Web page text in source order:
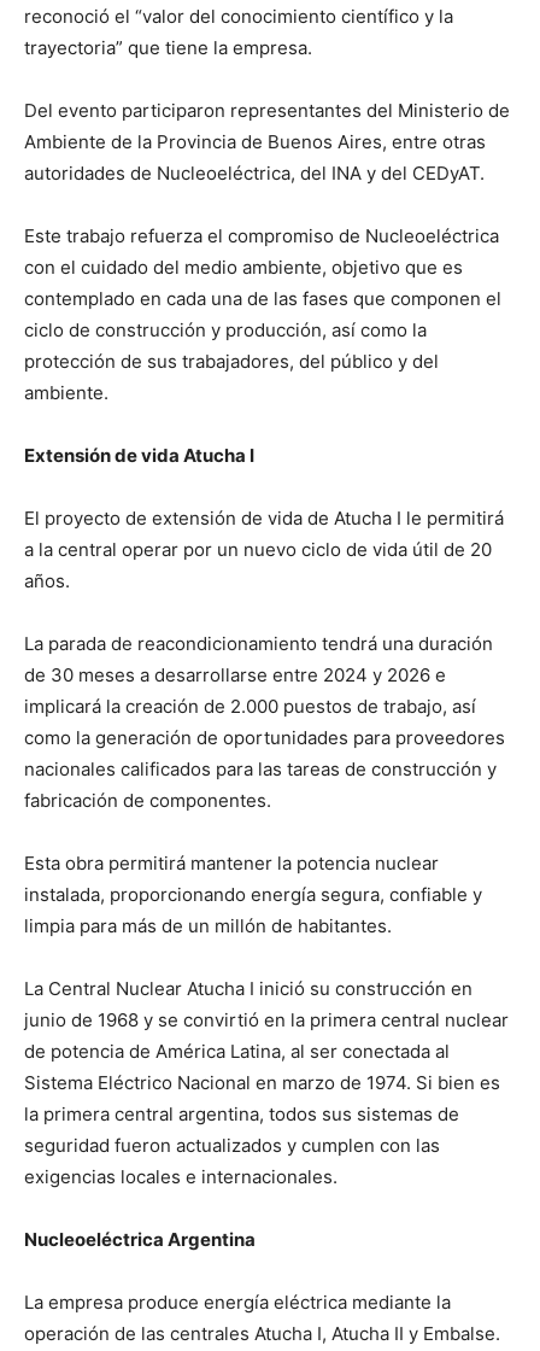
reconoció el “valor del conocimiento científico y la
trayectoria” que tiene la empresa.
Del evento participaron representantes del Ministerio de
Ambiente de la Provincia de Buenos Aires, entre otras
autoridades de Nucleoeléctrica, del INA y del CEDyAT.
Este trabajo refuerza el compromiso de Nucleoeléctrica
con el cuidado del medio ambiente, objetivo que es
contemplado en cada una de las fases que componen el
ciclo de construcción y producción, así como la
protección de sus trabajadores, del público y del
ambiente.
Extensión de vida Atucha I
El proyecto de extensión de vida de Atucha I le permitirá
a la central operar por un nuevo ciclo de vida útil de 20
años.
La parada de reacondicionamiento tendrá una duración
de 30 meses a desarrollarse entre 2024 y 2026 e
implicará la creación de 2.000 puestos de trabajo, así
como la generación de oportunidades para proveedores
nacionales calificados para las tareas de construcción y
fabricación de componentes.
Esta obra permitirá mantener la potencia nuclear
instalada, proporcionando energía segura, confiable y
limpia para más de un millón de habitantes.
La Central Nuclear Atucha I inició su construcción en
junio de 1968 y se convirtió en la primera central nuclear
de potencia de América Latina, al ser conectada al
Sistema Eléctrico Nacional en marzo de 1974. Si bien es
la primera central argentina, todos sus sistemas de
seguridad fueron actualizados y cumplen con las
exigencias locales e internacionales.
Nucleoeléctrica Argentina
La empresa produce energía eléctrica mediante la
operación de las centrales Atucha I, Atucha II y Embalse.